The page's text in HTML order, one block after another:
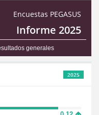
Encuestas PEGASUS
Informe 2025
generales
2025